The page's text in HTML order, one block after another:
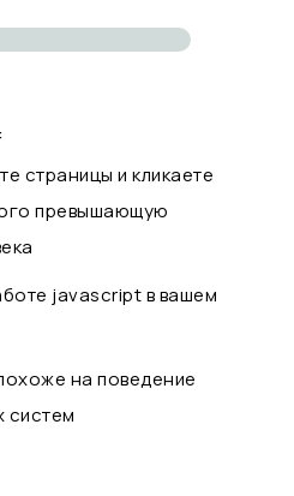
страницы и кликаете
превышающую
javascript в вашем
на поведение
систем